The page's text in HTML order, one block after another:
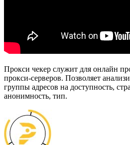
Прокси чекер служит для онлайн
прокси-серверов. Позволяет
группы адресов на доступность,
анонимность, тип.